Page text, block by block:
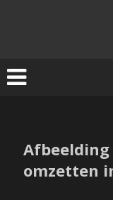
Ki
m
omzetten